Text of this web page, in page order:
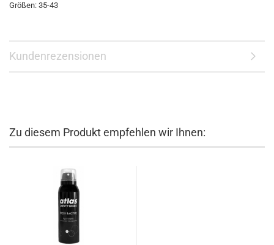
Größen: 35-43
Kundenrezensionen
Zu diesem Produkt empfehlen wir Ihnen: